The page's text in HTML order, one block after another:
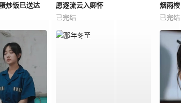
炒饭已送达
愿逐流云入卿怀
已完结
烟雨楼
已完结